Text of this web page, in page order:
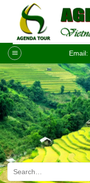
contenu
Email: